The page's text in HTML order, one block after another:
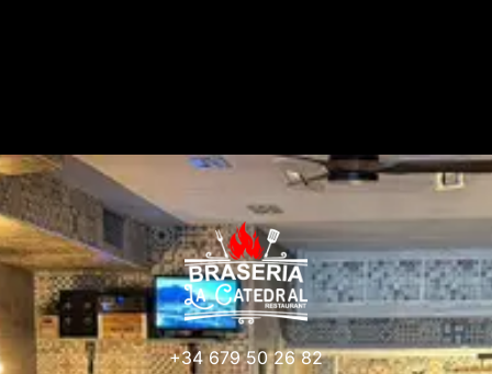
+34 679 50 26 82